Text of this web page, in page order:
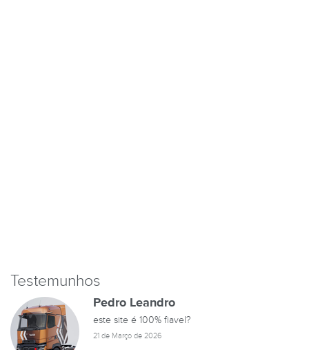
Testemunhos
Pedro Leandro
este site é 100% fiavel?
21 de Março de 2026